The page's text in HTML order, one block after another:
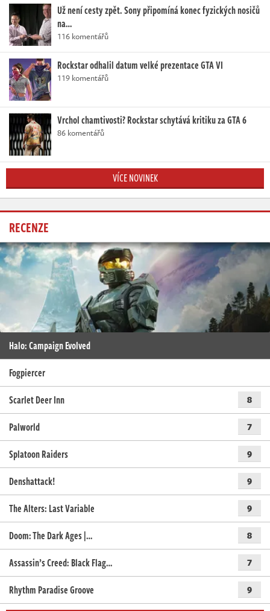
Už není cesty zpět. Sony připomíná konec fyzických nosičů
na…
116 komentářů
Rockstar odhalil datum velké prezentace GTA VI
119 komentářů
Vrchol chamtivosti? Rockstar schytává kritiku za GTA 6
86 komentářů
VÍCE NOVINEK
RECENZE
Halo: Campaign Evolved
Fogpiercer
Scarlet Deer Inn
8
Palworld 7
Splatoon Raiders 9
Denshattack! 9
The Alters: Last Variable 9
Doom: The Dark Ages |… 8
Assassin’s Creed: Black Flag… 7
Rhythm Paradise Groove 9